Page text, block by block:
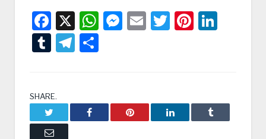
Facebook
X WhatsApp
Messenger
EmailTwitter
TumblrTelegram
SHARE.
Facebook Pinterest LinkedIn Tumblr
Email